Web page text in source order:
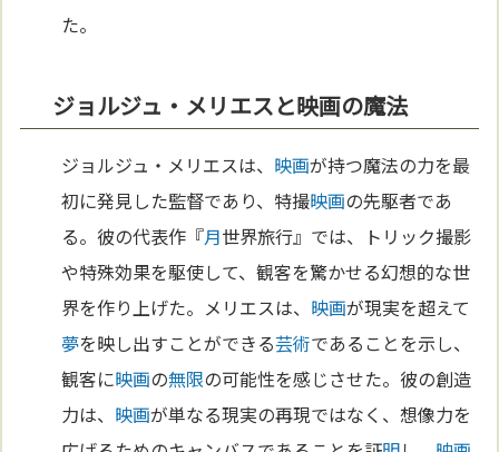
た。
ジョルジュ・メリエスと映画の魔法
ジョルジュ・メリエスは、 映画が持つ魔法の力を最
初に発見した監督であり、特撮映画の先駆者であ
る。彼の代表作『月世界旅行』では、トリック撮影
や特殊効果を駆使して、観客を驚かせる幻想的な世
界を作り上げた。メリエスは、 映画が現実を超えて
夢を映し出すことができる芸術であることを示し、
観客に映画の無限の可能性を感じさせた。彼の創造
力は、 映画が単なる現実の再現ではなく、想像力を